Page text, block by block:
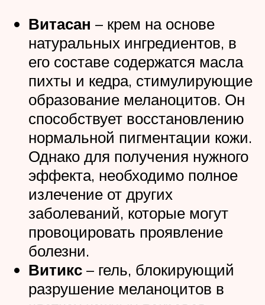
Витасан – крем на основе
натуральных ингредиентов, в
его составе содержатся масла
пихты и кедра, стимулирующие
образование меланоцитов. Он
способствует восстановлению
нормальной пигментации кожи.
Однако для получения нужного
эффекта, необходимо полное
излечение от других
заболеваний, которые могут
провоцировать проявление
болезни.
Витикс – гель, блокирующий
разрушение меланоцитов в